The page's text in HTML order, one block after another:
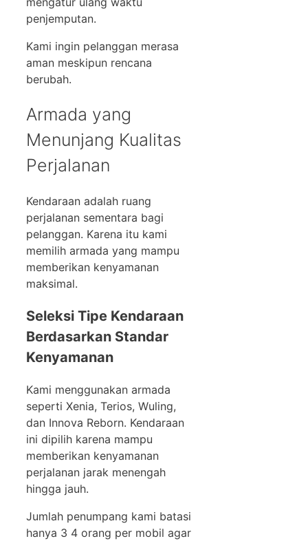
penjemputan.
Kami ingin pelanggan merasa
aman meskipun rencana
berubah.
Armada yang
Menunjang Kualitas
Perjalanan
Kendaraan adalah ruang
perjalanan sementara bagi
pelanggan. Karena itu kami
memilih armada yang mampu
memberikan kenyamanan
maksimal.
Seleksi Tipe Kendaraan
Berdasarkan Standar
Kenyamanan
Kami menggunakan armada
seperti Xenia, Terios, Wuling,
dan Innova Reborn. Kendaraan
ini dipilih karena mampu
memberikan kenyamanan
perjalanan jarak menengah
hingga jauh.
Jumlah penumpang kami batasi
hanya 3 4 orang per mobil agar